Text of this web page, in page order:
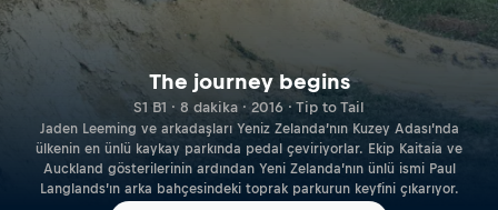
The journey begins
S1 B1 · 8 dakika · 2016 · Tip to Tail
Jaden Leeming ve arkadaşları Yeniz Zelanda’nın Kuzey Adası’nda
ülkenin en ünlü kaykay parkında pedal çeviriyorlar. Ekip Kaitaia ve
Auckland gösterilerinin ardından Yeni Zelanda’nın ünlü ismi Paul
Langlands’ın arka bahçesindeki toprak parkurun keyfini çıkarıyor.